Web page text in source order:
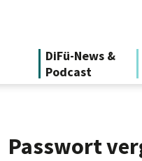
DiFü-News &
Podcast
Passwort